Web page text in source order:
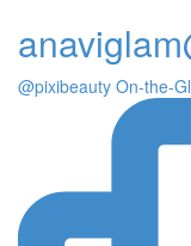
@pixibeauty On-the-